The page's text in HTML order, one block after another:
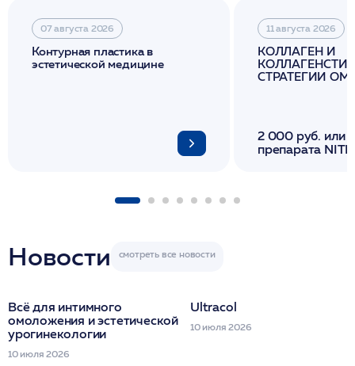
07 августа 2026
Контурная пластика в
эстетической медицине
11 августа 2026
КОЛЛАГЕН И
СТРАТЕГИИ
2 000 руб. или
препарата
Новости
Всё для интимного
омоложения и эстетической
урогинекологии
10 июля 2026
Ultracol
10 июля 2026